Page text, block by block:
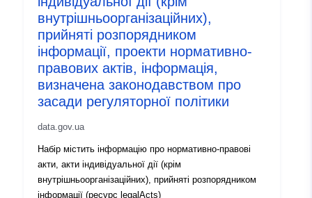
uriRef:
http://data.europa.eu/88u/dataset/
8461-4872-b318-d46cf0a6f015
Versie-informatie: 1.0
внутрішньоорганізаційних),
прийняті розпорядником
інформації, проекти нормативно-
правових актів, інформація,
визначена законодавством про
засади регуляторної політики
data.gov.ua
Набір містить інформацію про нормативно-правові
акти, акти індивідуальної дії (крім
внутрішньоорганізаційних), прийняті розпорядником
інформації (ресурс legalActs)